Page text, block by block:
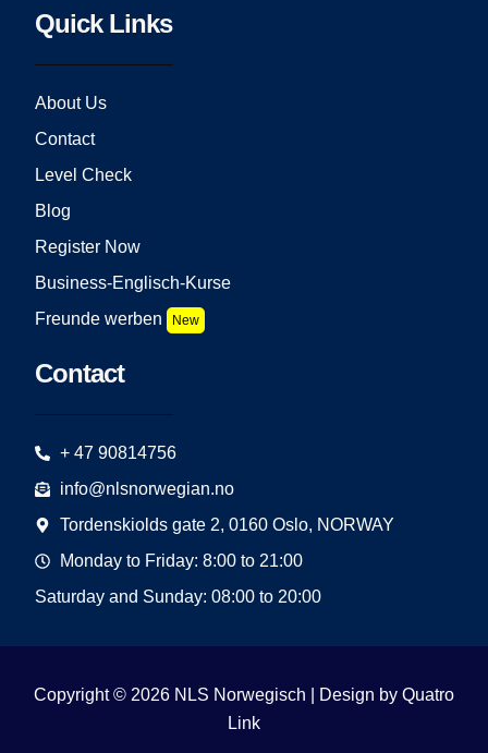
Quick Links
About Us
Contact
Level Check
Blog
Register Now
Business-Englisch-Kurse
Freunde werben
New
Contact
+ 47 90814756
info@nlsnorwegian.no
Tordenskiolds gate 2, 0160 Oslo, NORWAY
Monday to Friday: 8:00 to 21:00
Saturday and Sunday: 08:00 to 20:00
Copyright © 2026 NLS Norwegisch | Design by Quatro
Link